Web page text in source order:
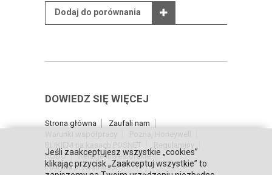
Dodaj do porównania
DOWIEDZ SIĘ WIĘCEJ
Strona główna
Zaufali nam
RODO
Relacje inwestorskie
Polityka prywatności
Jeśli zaakceptujesz wszystkie „cookies”
klikając przycisk „Zaakceptuj wszystkie” to